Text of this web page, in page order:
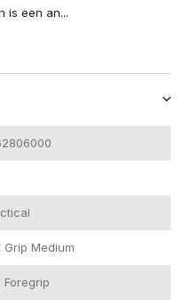
is een an...
Grip Medium
Foregrip